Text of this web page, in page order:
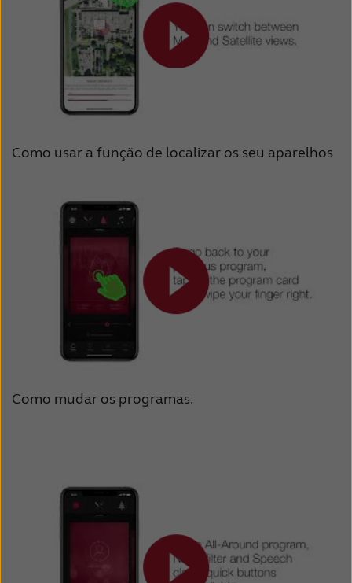
Como usar a função de localizar os seu aparelhos
Como mudar os programas.